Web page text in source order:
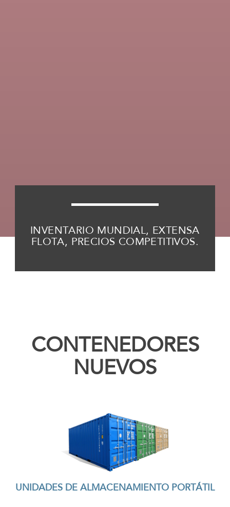
INVENTARIO MUNDIAL, EXTENSA
FLOTA, PRECIOS COMPETITIVOS.
CONTENEDORES
NUEVOS
UNIDADES DE ALMACENAMIENTO PORTÁTIL